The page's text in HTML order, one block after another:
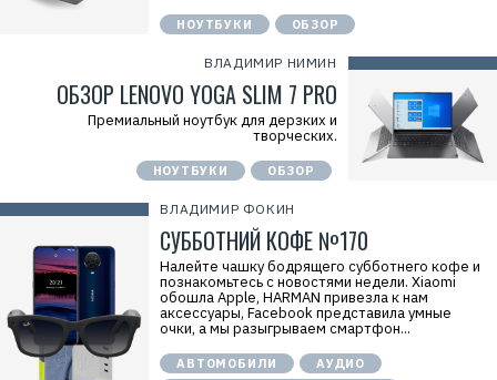
НОУТБУКИ ОБЗОР
ВЛАДИМИР НИМИН
ОБЗОР LENOVO YOGA SLIM 7 PRO
Премиальный ноутбук для дерзких и
творческих.
НОУТБУКИ ОБЗОР
ВЛАДИМИР ФОКИН
СУББОТНИЙ КОФЕ №170
Налейте чашку бодрящего субботнего кофе и
познакомьтесь с новостями недели. Xiaomi
обошла Apple, HARMAN привезла к нам
аксессуары, Facebook представила умные
очки, а мы разыгрываем смартфон...
АВТОМОБИЛИ
АУДИО